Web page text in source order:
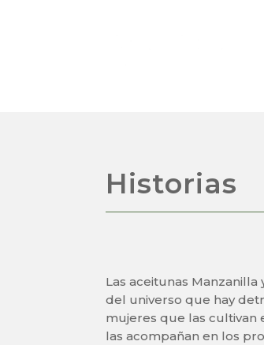
Historias
Las aceitunas
del universo que hay
mujeres que las cultivan
las acompañan en los